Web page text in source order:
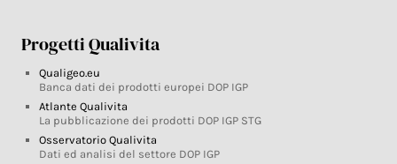
Progetti Qualivita
Qualigeo.eu
Banca dati dei prodotti europei DOP IGP
Atlante Qualivita
La pubblicazione dei prodotti DOP IGP STG
Osservatorio Qualivita
Dati ed analisi del settore DOP IGP